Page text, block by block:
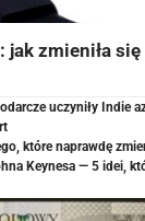
jak zmieniła
uczyniły Indie
które naprawdę
Keynesa — 5 idei,